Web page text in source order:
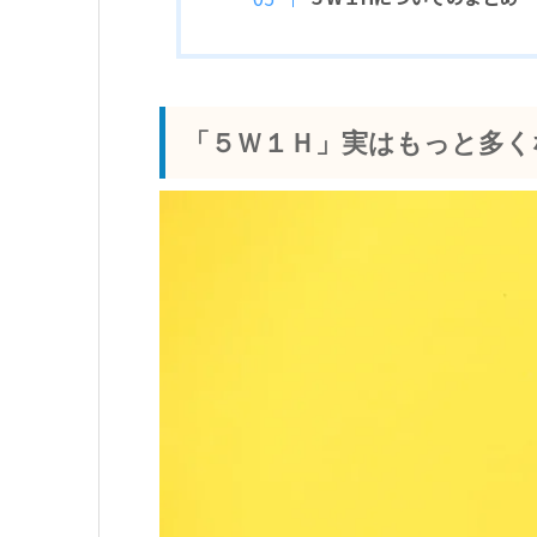
「５Ｗ１Ｈ」実はもっと多